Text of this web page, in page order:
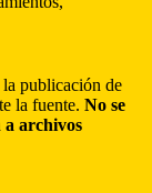
la publicación de
la fuente. No se
archivos